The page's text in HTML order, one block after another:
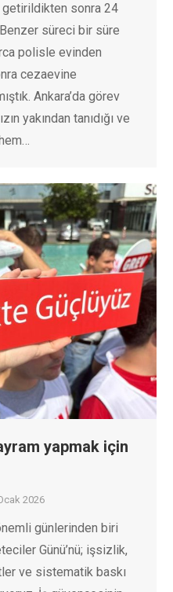
getirildikten sonra 24
süreci bir süre
polisle evinden
cezaevine
Ankara’da görev
yakından tanıdığı ve
yapmak için
2026
günlerinden biri
Günü’nü; işsizlik,
ve sistematik baskı